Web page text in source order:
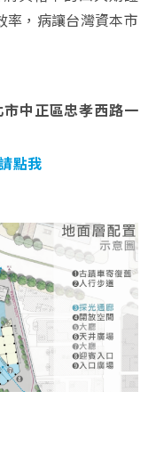
率，病讓台灣資本市
中正區忠孝西路一
點我